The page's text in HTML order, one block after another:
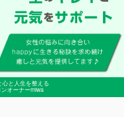
と人生を整える
オーナーmiwa